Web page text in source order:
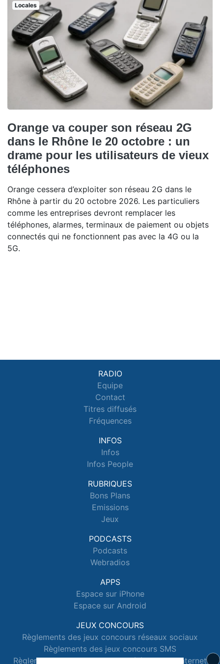
Locales
Orange va couper son réseau 2G
dans le Rhône le 20 octobre : un
drame pour les utilisateurs de vieux
téléphones
Orange cessera d’exploiter son réseau 2G dans le
Rhône à partir du 20 octobre 2026. Les particuliers
comme les entreprises devront remplacer les
téléphones, alarmes, terminaux de paiement ou objets
connectés qui ne fonctionnent pas avec la 4G ou la
5G.
RADIO
Equipe
Contact
Titres diffusés
Fréquences
INFOS
Infos
Infos People
RUBRIQUES
Bons Plans
Emissions
Jeux
PODCASTS
Podcasts
Webradios
APPS
Espace sur iPhone
Espace sur Android
JEUX CONCOURS
Règlements des jeux concours réseaux sociaux
Règlements des jeux concours SMS
Règlements des jeux concours téléphone et internet